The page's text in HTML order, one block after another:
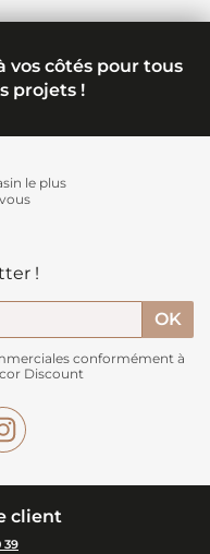
vos côtés pour tous
projets !
le plus
!
conformément à
Discount
client
39